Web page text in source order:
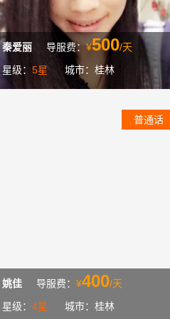
秦爱丽 导服费：¥500/天
星级： 5星 城市：桂林
普通话
姚佳 导服费： ¥400/天
星级： 4星 城市：桂林